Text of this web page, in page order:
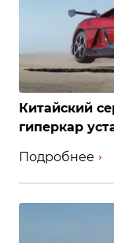
Китайский
гиперкар
Подробнее